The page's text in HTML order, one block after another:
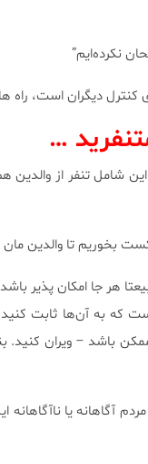
نكرده‌ایم”
دیگران است، راه
…
شامل تنفر از والدین
بخوریم تا والدین مان
هر جا امكان پذیر
كه به آن‌ها ثابت
باشد – ویران كنید.
آگاهانه یا